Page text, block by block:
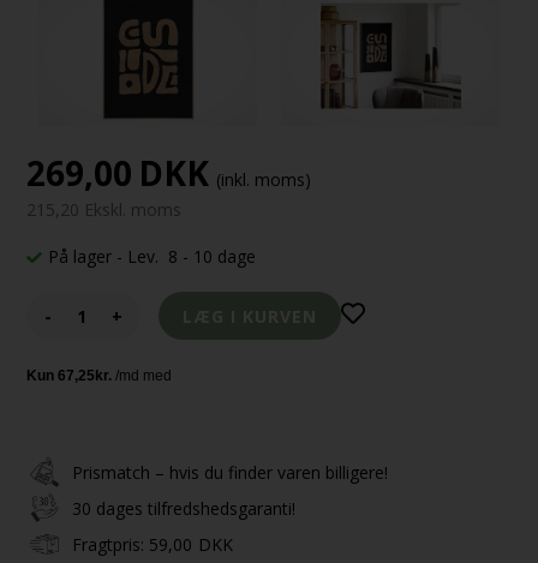
269,00 DKK (inkl. moms)
215,20 Ekskl. moms
På lager - Lev. 8 - 10 dage
- +
Prismatch – hvis du finder varen billigere!
30 dages tilfredshedsgaranti!
Fragtpris: 59,00 DKK